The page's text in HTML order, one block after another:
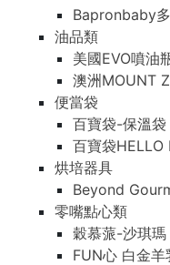
Bapronbaby
油品類
美國EVO噴油
澳洲MOUNT
便當袋
百寶袋-保溫
百寶袋HELLO
烘培器具
Beyond
零嘴點心類
穀慕蒎-沙琪瑪
FUN心 白金羊